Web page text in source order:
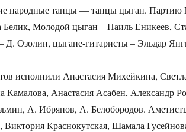
народные танцы — танцы цыган.
Белик, Молодой цыган – Наиль Еникеев,
Д. Озолин, цыгане-гитаристы – Эльдар
исполнили Анастасия Михейкина,
Камалова, Анастасия Асабен, Александр
А. Ибрянов, А. Белобородов.
Краснокутская, Шамала